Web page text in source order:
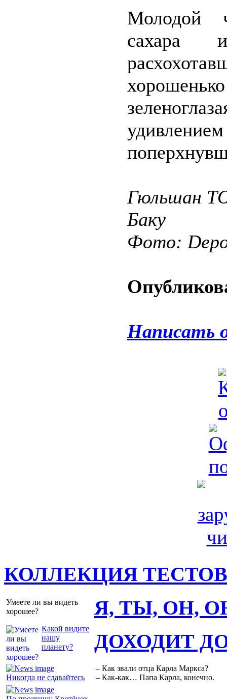
Молодой
сахара
Гюльшан
Баку
Фото:
Написать
КОЛЛЕКЦИЯ ТЕСТОВ
Умеете ли вы видеть
хорошее?
Какой видите
нашу
планету?
Я, ТЫ, ОН,
Никогда не сдавайтесь
ДОХОДИТ
– Как звали отца Карла Маркса?
– Как-как… Папа Карла, конечно.